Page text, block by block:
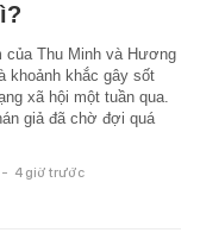
của Thu Minh và Hương
khoảnh khắc gây sốt
xã hội một tuần qua.
giả đã chờ đợi quá
- 4 giờ trước